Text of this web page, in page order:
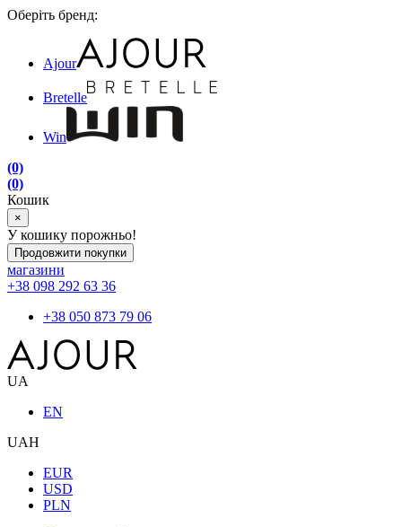
Оберіть бренд:
Ajour
Bretelle
Win
(0)
(0)
Кошик
×
У кошику порожньо!
Продовжити покупки
магазини
+38 098 292 63 36
+38 050 873 79 06
UA
EN
UAH
EUR
USD
PLN